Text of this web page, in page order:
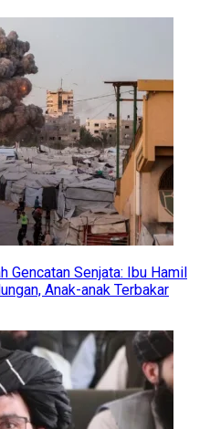
Gencatan Senjata: Ibu Hamil
Anak-anak Terbakar